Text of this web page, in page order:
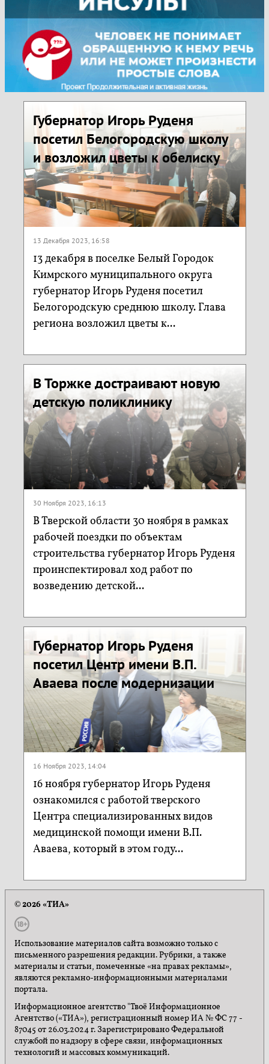
Губернатор Игорь Руденя
посетил Белогородскую школу
и возложил цветы к обелиску
13 Декабря 2023, 16:58
13 декабря в поселке Белый Городок
Кимрского муниципального округа
губернатор Игорь Руденя посетил
Белогородскую среднюю школу. Глава
региона возложил цветы к...
В Торжке достраивают новую
детскую поликлинику
30 Ноября 2023, 16:13
В Тверской области 30 ноября в рамках
рабочей поездки по объектам
строительства губернатор Игорь Руденя
проинспектировал ход работ по
возведению детской...
Губернатор Игорь Руденя
посетил Центр имени В.П.
Аваева после модернизации
16 Ноября 2023, 14:04
16 ноября губернатор Игорь Руденя
ознакомился с работой тверского
Центра специализированных видов
медицинской помощи имени В.П.
Аваева, который в этом году...
© 2026 «ТИА»
Использование материалов сайта возможно только с
письменного разрешения редакции. Рубрики, а также
материалы и статьи, помеченные «на правах рекламы»,
являются рекламно-информационными материалами
портала.
Информационное агентство "Твоё Информационное
Агентство («ТИА»), регистрационный номер ИА № ФС 77 -
87045 от 26.03.2024 г. Зарегистрировано Федеральной
службой по надзору в сфере связи, информационных
технологий и массовых коммуникаций.